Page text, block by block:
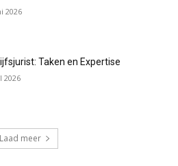
2026
Taken en Expertise
2026
Laad meer